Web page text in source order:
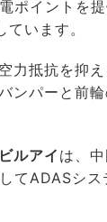
ポイントを
います。
力抵抗を抑
ンパーと前
ルアイ は、
ADASシス